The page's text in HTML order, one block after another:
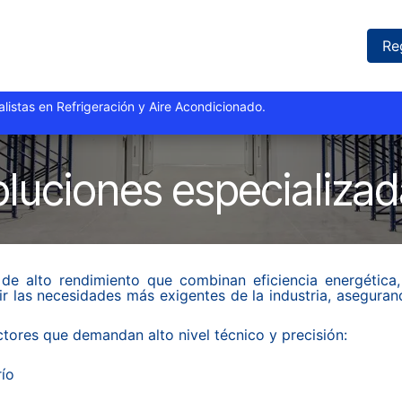
Sucursales
y especialistas en Refrigeración y Aire
alto rendimiento que combinan eficiencia
las necesidades más exigentes de la industria,
que demandan alto nivel técnico y precisión: